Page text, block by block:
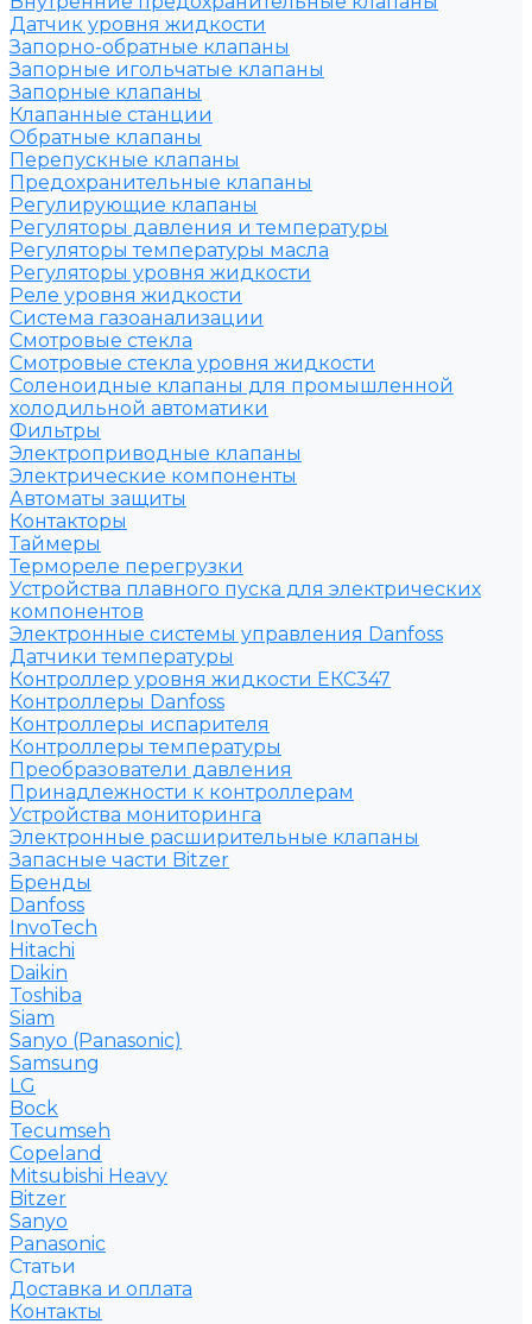
Датчик уровня жидкости
Запорно-обратные клапаны
Запорные игольчатые клапаны
Запорные клапаны
Клапанные станции
Обратные клапаны
Перепускные клапаны
Предохранительные клапаны
Регулирующие клапаны
Регуляторы давления и температуры
Регуляторы температуры масла
Регуляторы уровня жидкости
Реле уровня жидкости
Система газоанализации
Смотровые стекла
Смотровые стекла уровня жидкости
Соленоидные клапаны для промышленной
холодильной автоматики
Фильтры
Электроприводные клапаны
Электрические компоненты
Автоматы защиты
Контакторы
Таймеры
Термореле перегрузки
Устройства плавного пуска для электрических
компонентов
Электронные системы управления Danfoss
Датчики температуры
Контроллер уровня жидкости ЕКС347
Контроллеры Danfoss
Контроллеры испарителя
Контроллеры температуры
Преобразователи давления
Принадлежности к контроллерам
Устройства мониторинга
Электронные расширительные клапаны
Запасные части Bitzer
Бренды
Danfoss
InvoTech
Hitachi
Daikin
Toshiba
Siam
Sanyo (Panasonic)
Samsung
LG
Bock
Tecumseh
Copeland
Mitsubishi Heavy
Bitzer
Sanyo
Рanasonic
Статьи
Доставка и оплата
Контакты